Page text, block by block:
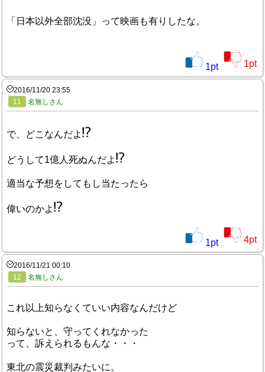
「日本以外全部沈没」って映画も有りしたな。
1pt 1pt
2016/11/20 23:55
11
名無しさん
で、どこなんだよ
どうして1億人死ぬんだよ
適当な予想をしてもし当たったら
偉いのかよ
1pt 4pt
2016/11/21 00:10
12
名無しさん
これ以上知らなくていい内容なんだけど
知らないと、守ってくれなかった
って、訴えられるもんな・・・
東北の震災裁判みたいに。